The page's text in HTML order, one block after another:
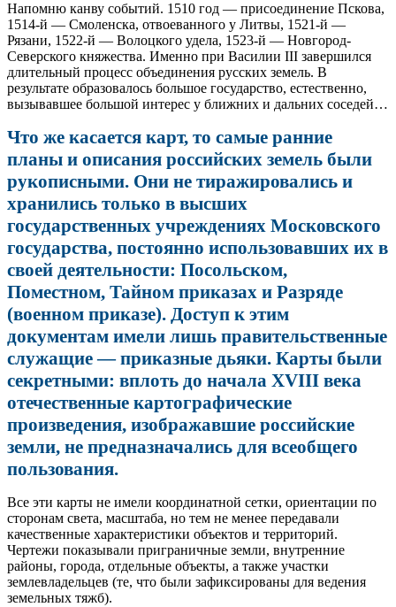
Напомню канву событий. 1510 год — присоединение Пскова,
1514‑й — Смоленска, отвоеванного у Литвы, 1521‑й —
Рязани, 1522‑й — Волоцкого удела, 1523‑й — Новгород-
Северского княжества. Именно при Василии III завершился
длительный процесс объединения русских земель. В
результате образовалось большое государство, естественно,
вызывавшее большой интерес у ближних и дальних соседей…
Что же касается карт, то самые ранние
планы и описания российских земель были
рукописными. Они не тиражировались и
хранились только в высших
государственных учреждениях Московского
государства, постоянно использовавших их в
своей деятельности: Посольском,
Поместном, Тайном приказах и Разряде
(военном приказе). Доступ к этим
документам имели лишь правительственные
служащие — приказные дьяки. Карты были
секретными: вплоть до начала XVIII века
отечественные картографические
произведения, изображавшие российские
земли, не предназначались для всеобщего
пользования.
Все эти карты не имели координатной сетки, ориентации по
сторонам света, масштаба, но тем не менее передавали
качественные характеристики объектов и территорий.
Чертежи показывали приграничные земли, внутренние
районы, города, отдельные объекты, а также участки
землевладельцев (те, что были зафиксированы для ведения
земельных тяжб).